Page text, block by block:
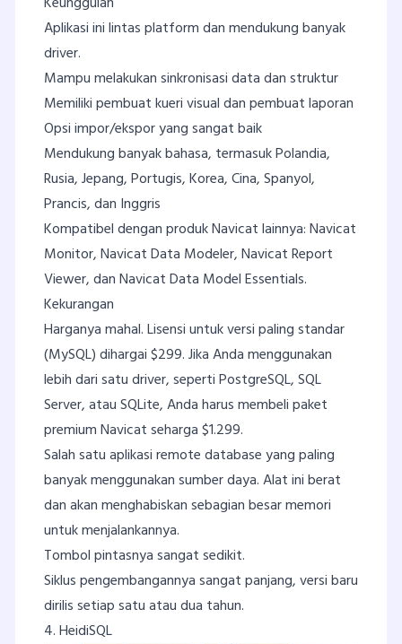
Aplikasi ini lintas platform dan mendukung banyak
driver.
Mampu melakukan sinkronisasi data dan struktur
Memiliki pembuat kueri visual dan pembuat laporan
Opsi impor/ekspor yang sangat baik
Mendukung banyak bahasa, termasuk Polandia,
Rusia, Jepang, Portugis, Korea, Cina, Spanyol,
Prancis, dan Inggris
Kompatibel dengan produk Navicat lainnya: Navicat
Monitor, Navicat Data Modeler, Navicat Report
Viewer, dan Navicat Data Model Essentials.
Kekurangan
Harganya mahal. Lisensi untuk versi paling standar
(MySQL) dihargai $299. Jika Anda menggunakan
lebih dari satu driver, seperti PostgreSQL, SQL
Server, atau SQLite, Anda harus membeli paket
premium Navicat seharga $1.299.
Salah satu aplikasi remote database yang paling
banyak menggunakan sumber daya. Alat ini berat
dan akan menghabiskan sebagian besar memori
untuk menjalankannya.
Tombol pintasnya sangat sedikit.
Siklus pengembangannya sangat panjang, versi baru
dirilis setiap satu atau dua tahun.
4. HeidiSQL